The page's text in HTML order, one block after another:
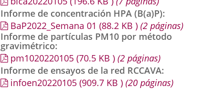
Informe de concentración HPA (B(a)P)
BaP2022_Semana 01 (88.2 KB ) (2 páginas)
Informe de partículas PM10 por método
gravimétrico
pm1020220105 (70.5 KB ) (2 páginas)
Informe de ensayos de la red RCCAVA
infoen20220105 (909.7 KB ) (20 páginas)